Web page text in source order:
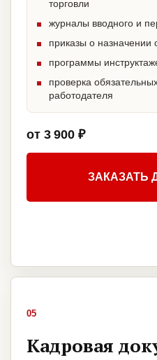
торговли
журналы вводного и
приказы о назначении
программы
проверка
работодателя
от 3 900 ₽
ЗАКАЗАТЬ
05
Кадровая